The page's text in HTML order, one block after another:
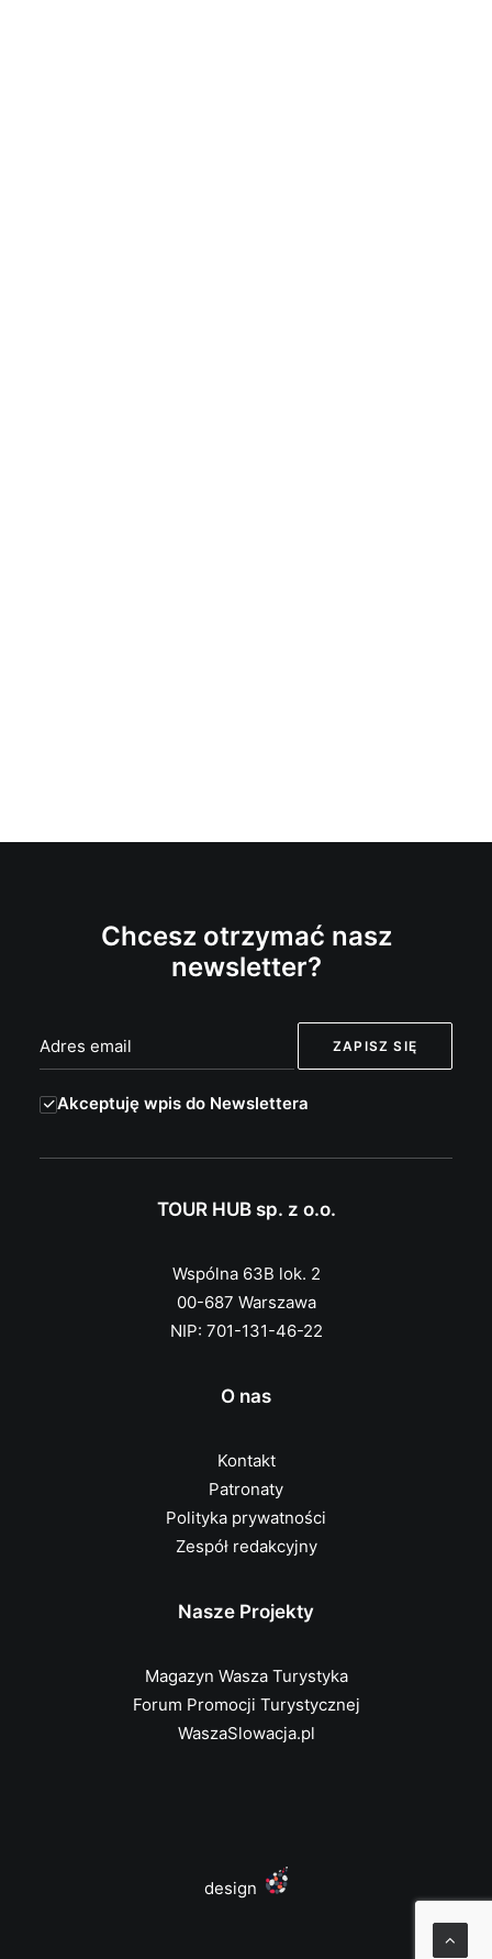
Chcesz otrzymać nasz
newsletter?
Akceptuję wpis do Newslettera
TOUR HUB sp. z o.o.
Wspólna 63B lok. 2
00-687 Warszawa
NIP: 701-131-46-22
O nas
Kontakt
Patronaty
Polityka prywatności
Zespół redakcyjny
Nasze Projekty
Magazyn Wasza Turystyka
Forum Promocji Turystycznej
WaszaSlowacja.pl
design